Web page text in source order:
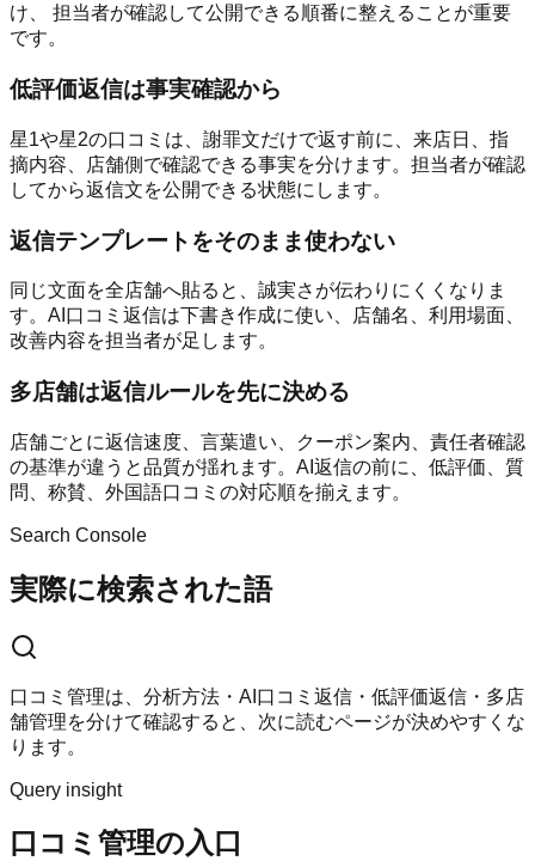
け、 担当者が確認して公開できる順番に整えることが重要
です。
低評価返信は事実確認から
星1や星2の口コミは、謝罪文だけで返す前に、来店日、指
摘内容、店舗側で確認できる事実を分けます。担当者が確認
してから返信文を公開できる状態にします。
返信テンプレートをそのまま使わない
同じ文面を全店舗へ貼ると、誠実さが伝わりにくくなりま
す。AI口コミ返信は下書き作成に使い、店舗名、利用場面、
改善内容を担当者が足します。
多店舗は返信ルールを先に決める
店舗ごとに返信速度、言葉遣い、クーポン案内、責任者確認
の基準が違うと品質が揺れます。AI返信の前に、低評価、質
問、称賛、外国語口コミの対応順を揃えます。
Search Console
実際に検索された語
口コミ管理は、分析方法・AI口コミ返信・低評価返信・多店
舗管理を分けて確認すると、次に読むページが決めやすくな
ります。
Query insight
口コミ管理の入口